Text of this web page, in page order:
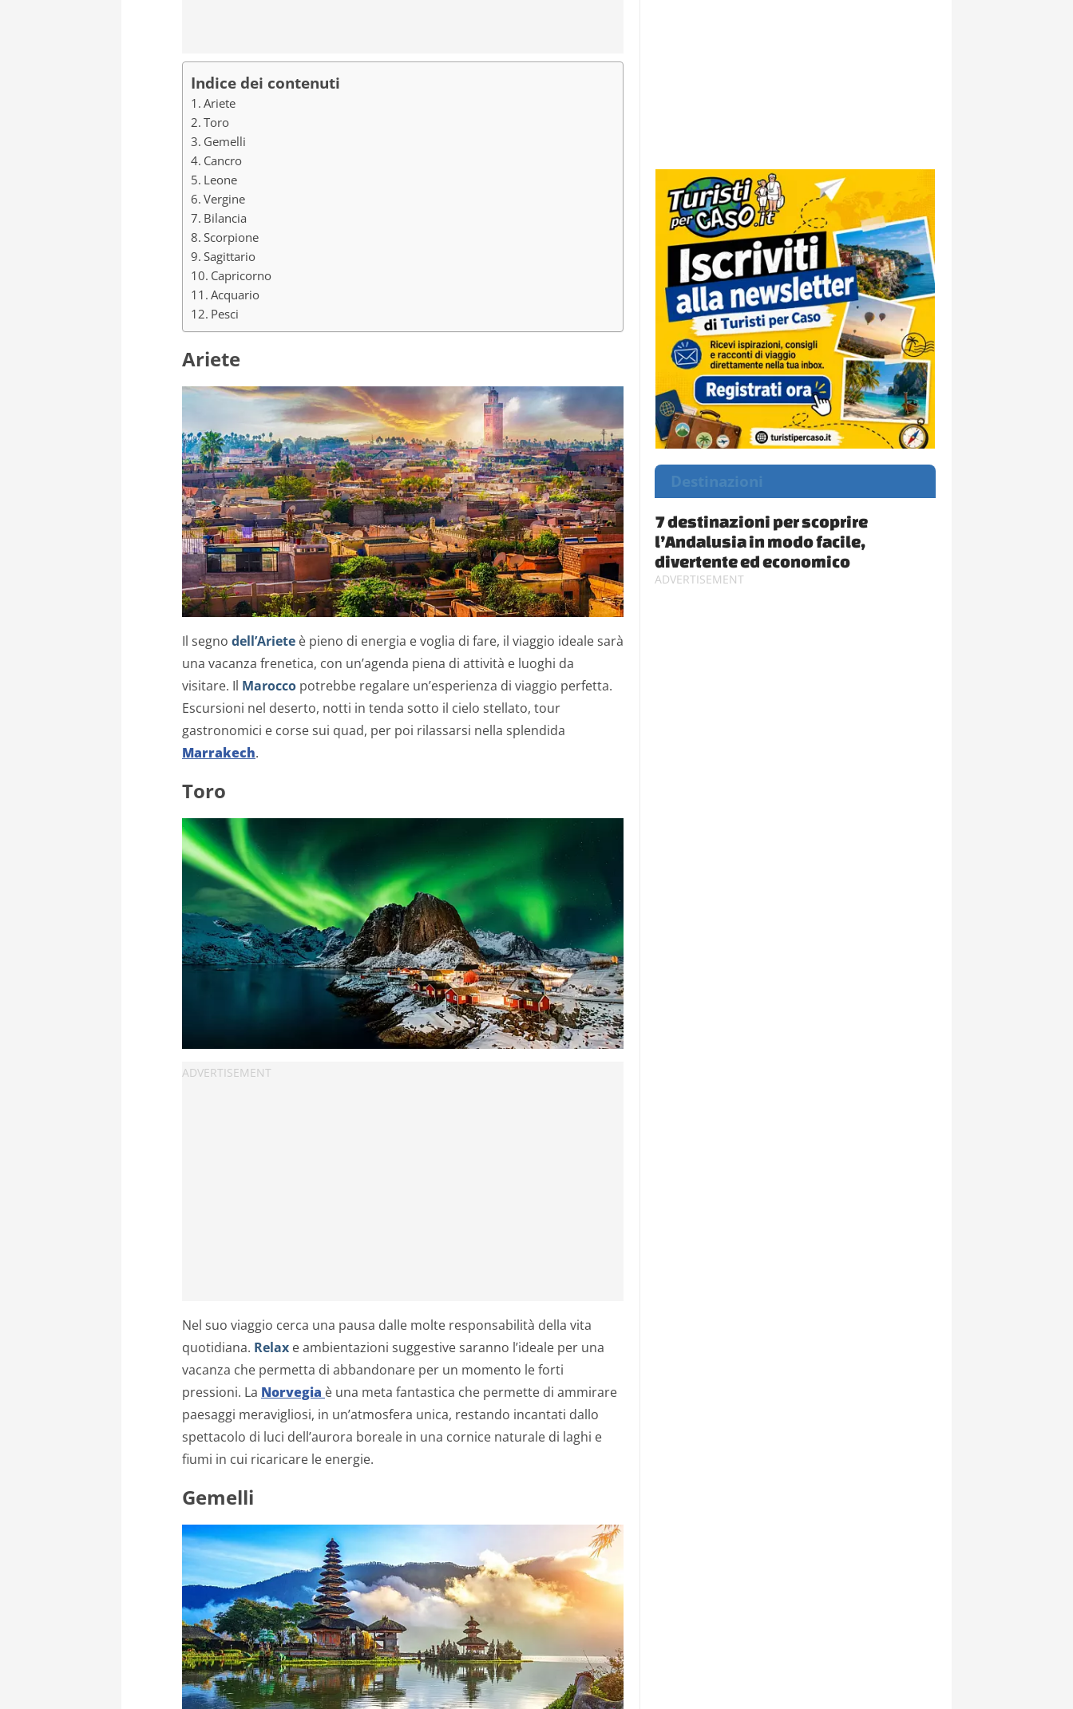
Indice dei contenuti
Ariete
Toro
Gemelli
Cancro
Leone
Vergine
Bilancia
Scorpione
Sagittario
Capricorno
Acquario
Pesci
Ariete
Il segno dell’Ariete è pieno di energia e voglia di fare, il viaggio ideale sarà
una vacanza frenetica, con un’agenda piena di attività e luoghi da
visitare. Il Marocco potrebbe regalare un’esperienza di viaggio perfetta.
Escursioni nel deserto, notti in tenda sotto il cielo stellato, tour
gastronomici e corse sui quad, per poi rilassarsi nella splendida
Marrakech.
Toro
Nel suo viaggio cerca una pausa dalle molte responsabilità della vita
quotidiana. Relax e ambientazioni suggestive saranno l’ideale per una
vacanza che permetta di abbandonare per un momento le forti
pressioni. La Norvegia è una meta fantastica che permette di ammirare
paesaggi meravigliosi, in un’atmosfera unica, restando incantati dallo
spettacolo di luci dell’aurora boreale in una cornice naturale di laghi e
fiumi in cui ricaricare le energie.
Gemelli
Destinazioni
7 destinazioni per scoprire
l’Andalusia in modo facile,
divertente ed economico